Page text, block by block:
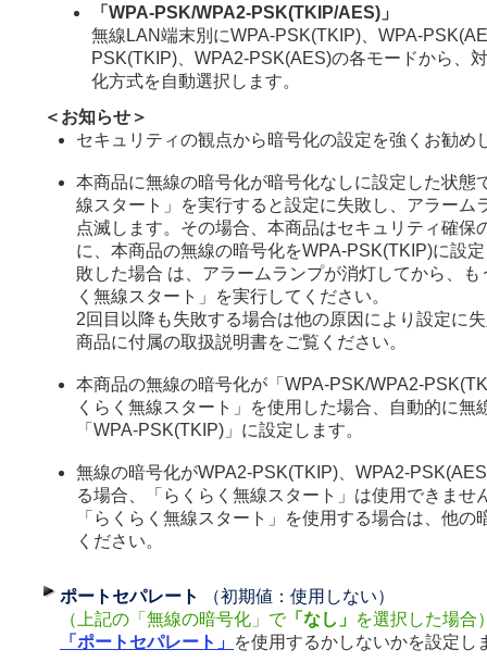
「WPA-PSK/WPA2-PSK(TKIP/AES)」
無線LAN端末別にWPA-PSK(TKIP)、WPA-
PSK(TKIP)、WPA2-PSK(AES)の各モードから、
化方式を自動選択します。
＜お知らせ＞
セキュリティの観点から暗号化の設定を強くお勧め
本商品に無線の暗号化が暗号化なしに設定した状態
線スタート」を実行すると設定に失敗し、アラーム
点滅します。その場合、本商品はセキュリティ確保
に、本商品の無線の暗号化をWPA-PSK(TKIP)に設
敗した場合 は、アラームランプが消灯してから、も
く無線スタート」を実行してください。
2回目以降も失敗する場合は他の原因により設定に
商品に付属の取扱説明書をご覧ください。
本商品の無線の暗号化が「WPA-PSK/WPA2-
くらく無線スタート」を使用した場合、自動的に無
「WPA-PSK(TKIP)」に設定します。
無線の暗号化がWPA2-PSK(TKIP)、WPA2-
る場合、「らくらく無線スタート」は使用できませ
「らくらく無線スタート」を使用する場合は、他の
ください。
ポートセパレート
（初期値：使用しない）
（上記の「無線の暗号化」で「なし」 を選択した場合
「ポートセパレート」 を使用するかしないかを設定し